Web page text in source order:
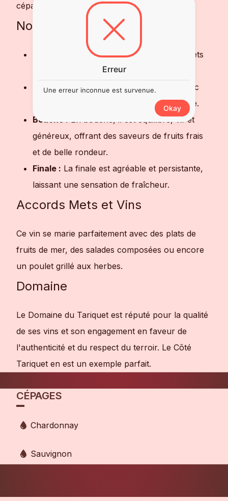
cépages.
Notes de dégustation
Sa couleur est claire avec des reflets
Nez :Le bouquet aromatique est frais avec
des notes d'agrumes et une touche florale.
Bouche :En bouche, il est équilibré, vif et
généreux, offrant des saveurs de fruits frais
et de belle rondeur.
Finale : La finale est agréable et persistante,
laissant une sensation de fraîcheur.
Accords Mets et Vins
Ce vin se marie parfaitement avec des plats de
fruits de mer, des salades composées ou encore
un poulet grillé aux herbes.
Domaine
Le Domaine du Tariquet est réputé pour la qualité
de ses vins et son engagement en faveur de
l'authenticité et du respect du terroir. Le Côté
Tariquet en est un exemple parfait.
CÉPAGES
Chardonnay
Sauvignon
Erreur
Une erreur inconnue est survenue.
Okay